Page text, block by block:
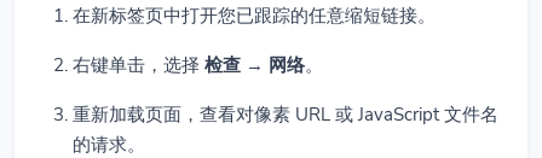
在新标签页中打开您已跟踪的任意缩短链接。
右键单击，选择 检查 → 网络。
重新加载页面，查看对像素 URL 或 JavaScript 文件名
的请求。